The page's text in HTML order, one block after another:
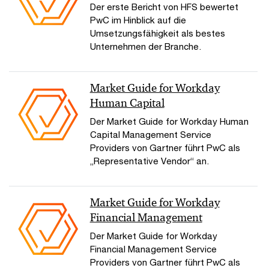
Der erste Bericht von HFS bewertet
PwC im Hinblick auf die
Umsetzungsfähigkeit als bestes
Unternehmen der Branche.
Market Guide for Workday
Human Capital
Der Market Guide for Workday Human
Capital Management Service
Providers von Gartner führt PwC als
„Representative Vendor“ an.
Market Guide for Workday
Financial Management
Der Market Guide for Workday
Financial Management Service
Providers von Gartner führt PwC als